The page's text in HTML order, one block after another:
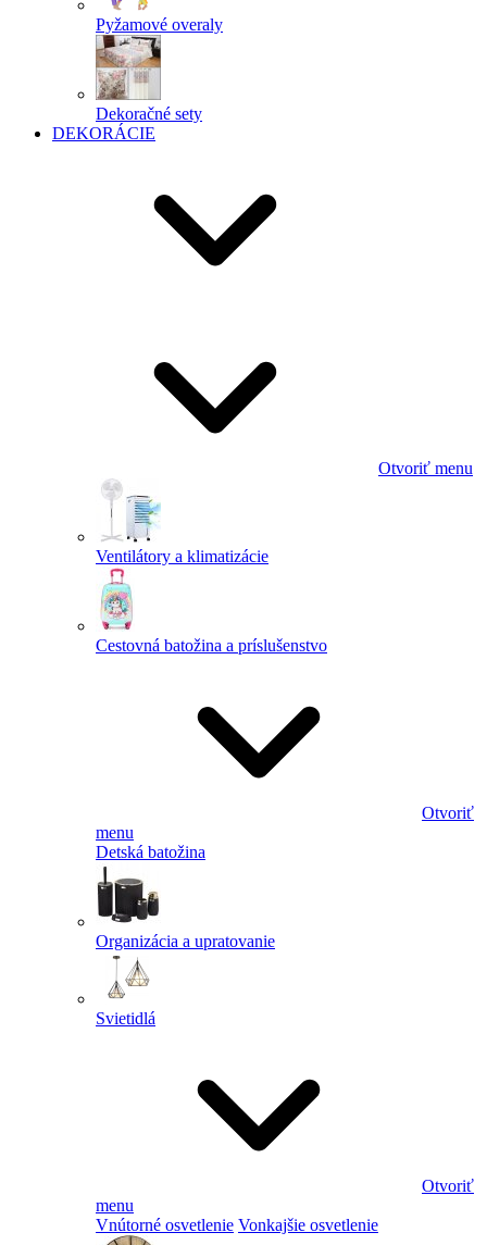
Pyžamové overaly
Dekoračné sety
DEKORÁCIE
Otvoriť menu
Ventilátory a klimatizácie
Cestovná batožina a príslušenstvo
Otvoriť
menu
Detská batožina
Organizácia a upratovanie
Svietidlá
Otvoriť
menu
Vnútorné osvetlenie Vonkajšie osvetlenie